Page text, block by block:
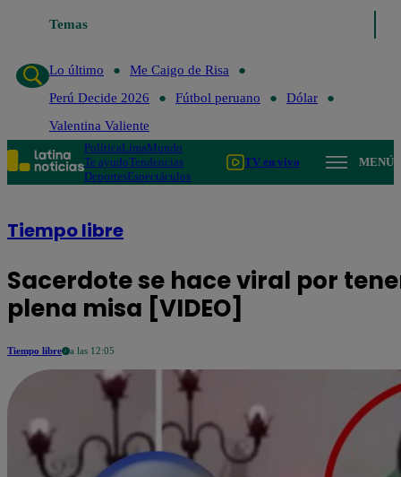
Temas
Lo último
Me Caigo de Risa
Perú Decide 2026
Fútbol peruano
Dólar
Valentina Valiente
PolíticaLimaMundo
Te ayudoTendencias
DeportesEspectáculos
TV en vivo MENÚ
Tiempo libre
Sacerdote se hace viral por
plena misa [VIDEO]
Tiempo libre a las 12:05